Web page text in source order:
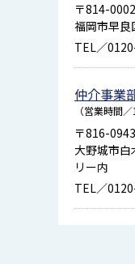
〒814-0002
福岡市早良
TEL／
仲介事業
（営業時間
〒816-0943
大野城市白
リー内
TEL／